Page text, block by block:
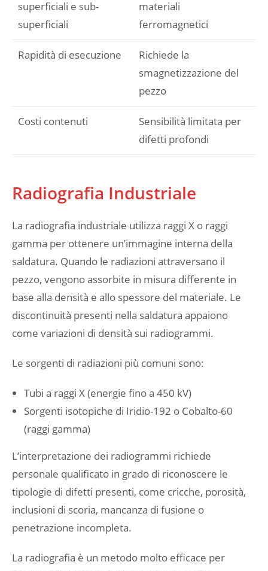
superficiali e sub-
superficiali
materiali
ferromagnetici
Rapidità di esecuzione
Richiede la
smagnetizzazione del
pezzo
Costi contenuti
Sensibilità limitata per
difetti profondi
Radiografia Industriale
La radiografia industriale utilizza raggi X o raggi
gamma per ottenere un’immagine interna della
saldatura. Quando le radiazioni attraversano il
pezzo, vengono assorbite in misura differente in
base alla densità e allo spessore del materiale. Le
discontinuità presenti nella saldatura appaiono
come variazioni di densità sui radiogrammi.
Le sorgenti di radiazioni più comuni sono:
Tubi a raggi X (energie fino a 450 kV)
Sorgenti isotopiche di Iridio-192 o Cobalto-60
(raggi gamma)
L’interpretazione dei radiogrammi richiede
personale qualificato in grado di riconoscere le
tipologie di difetti presenti, come cricche, porosità,
inclusioni di scoria, mancanza di fusione o
penetrazione incompleta.
La radiografia è un metodo molto efficace per